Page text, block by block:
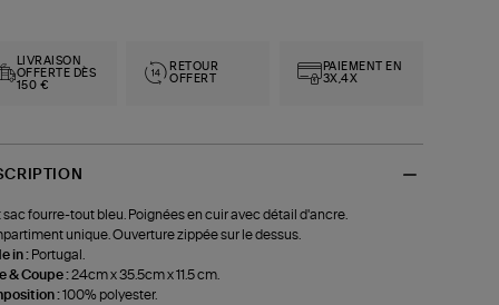
LIVRAISON
OFFERTE DÈS
150 €
RETOUR
OFFERT
PAIEMENT EN
3X,4X
sac fourre-tout bleu. Poignées en cuir avec détail d'ancre.
unique. Ouverture zippée sur le dessus.
in : Portugal.
& Coupe :24cm x 35.5cm x 11.5 cm.
:100% polyester.